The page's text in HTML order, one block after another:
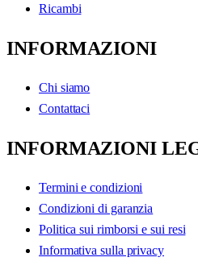
Ricambi
INFORMAZIONI
Chi siamo
Contattaci
INFORMAZIONI
Termini e condizioni
Condizioni di garanzia
Politica sui rimborsi e sui resi
Informativa sulla privacy